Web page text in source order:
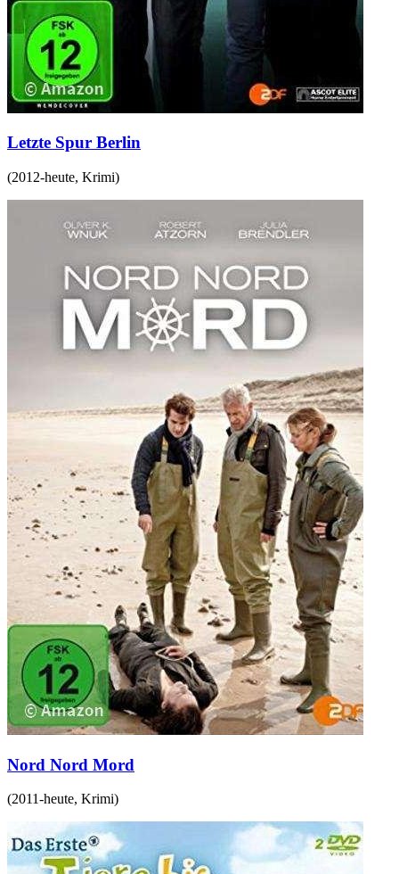
Letzte Spur Berlin
(2012-heute, Krimi)
Nord Nord Mord
(2011-heute, Krimi)